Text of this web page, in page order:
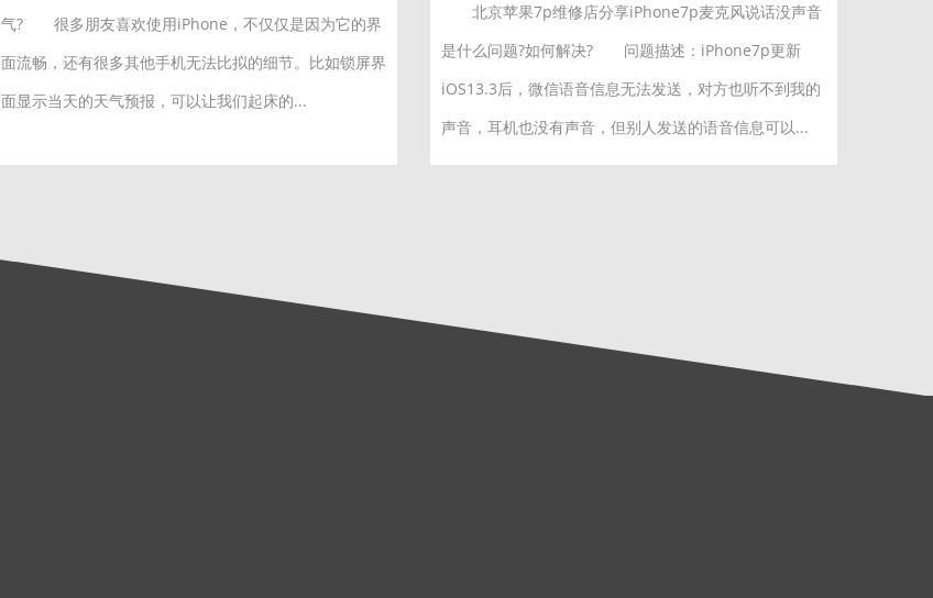
气? 很多朋友喜欢使用iPhone，不仅仅是因为它的界
面流畅，还有很多其他手机无法比拟的细节。比如锁屏界
面显示当天的天气预报，可以让我们起床的...
北京苹果7p维修店分享iPhone7p麦克风说话没声音
是什么问题?如何解决? 问题描述：iPhone7p更新
iOS13.3后，微信语音信息无法发送，对方也听不到我的
声音，耳机也没有声音，但别人发送的语音信息可以...